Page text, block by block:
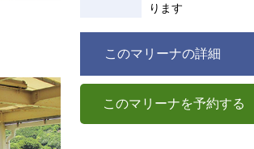
ります
このマリーナの詳細
このマリーナを予約する